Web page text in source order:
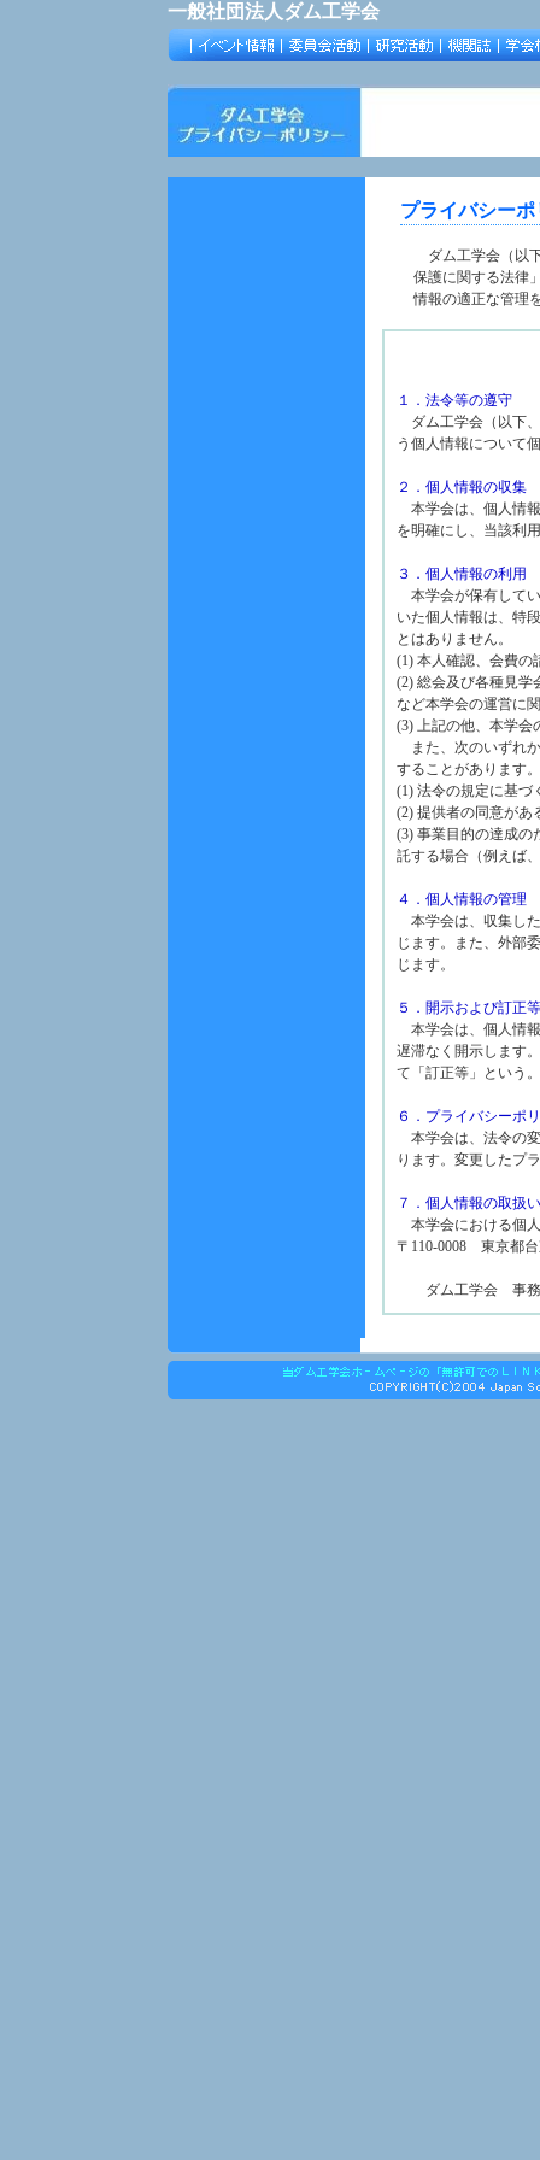
一般社団法人ダム工学会
プライバシーポ
ダム工学会（以
保護に関する法律
情報の適正な管理
１．法令等の遵守
ダム工学会（以下
う個人情報について
２．個人情報の収集
本学会は、個人情
を明確にし、当該利
３．個人情報の利用
本学会が保有して
いた個人情報は、特
とはありません。
(1) 本人確認、会費の
(2) 総会及び各種見学
など本学会の運営に
(3) 上記の他、本学会
また、次のいずれ
することがあります。
(1) 法令の規定に基づ
(2) 提供者の同意があ
(3) 事業目的の達成の
託する場合（例えば
４．個人情報の管理
本学会は、収集し
じます。また、外部
じます。
５．開示および訂正等
本学会は、個人情
遅滞なく開示します
て「訂正等」という
６．プライバシーポ
本学会は、法令の
ります。変更したプ
７．個人情報の取
本学会における個
〒110-0008 東京都台
ダム工学会 事務